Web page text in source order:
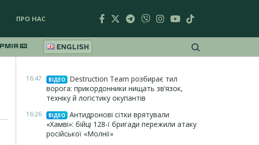
ПРО НАС
ENGLISH
16:47 ВІДЕО
Destruction Team розбирає тил
ворога: прикордонники нищать зв’язок,
техніку й логістику окупантів
16:26 ВІДЕО
Антидронові сітки врятували
«Хамві»: бійці 128-ї бригади пережили атаку
російської «Молнії»